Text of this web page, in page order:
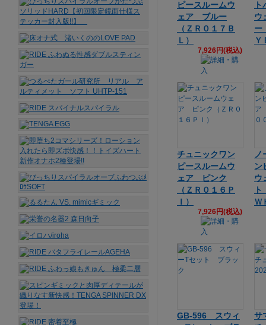
ピースルームウ
ェア ブルー
（ＺＲ０１７Ｂ
Ｌ）
7,926円(税込)
ウ
ー
Ｙ
チュニックワン
ピースルームウ
ェア ピンク
（ＺＲ０１６Ｐ
Ｉ）
7,926円(税込)
ノ
ン
ウ
Ｗ
GB-596 スウィ
サ